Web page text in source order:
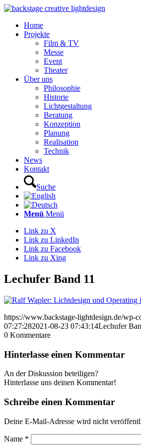
Home
Projekte
Film & TV
Messe
Event
Theater
Über uns
Philosophie
Historie
Lichtgestaltung
Beratung
Konzeption
Planung
Realisation
Technik
News
Kontakt
Suche
Menü Menü
Link zu X
Link zu LinkedIn
Link zu Facebook
Link zu Xing
Lechufer Band 11
https://www.backstage-lightdesign.de/wp-
07:27:282021-08-23 07:43:14Lechufer
0 Kommentare
Hinterlasse einen Kommentar
An der Diskussion beteiligen?
Hinterlasse uns deinen Kommentar!
Schreibe einen Kommentar
Deine E-Mail-Adresse wird nicht
Name *